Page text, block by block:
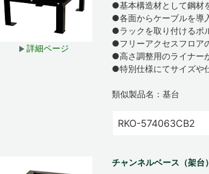
詳細ページ
●基本構造材として鋼材
●各面からケーブルを導
●ラックを取り付けるボ
●フリーアクセスフロア
●高さ調整用のライナー
●特別仕様にてサイズや
類似製品名：基台
RKO-574063CB2
チャンネルベース（架